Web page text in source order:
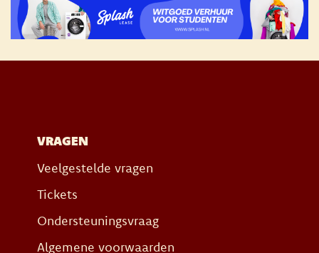
VRAGEN
Veelgestelde vragen
Tickets
Ondersteuningsvraag
Algemene voorwaarden